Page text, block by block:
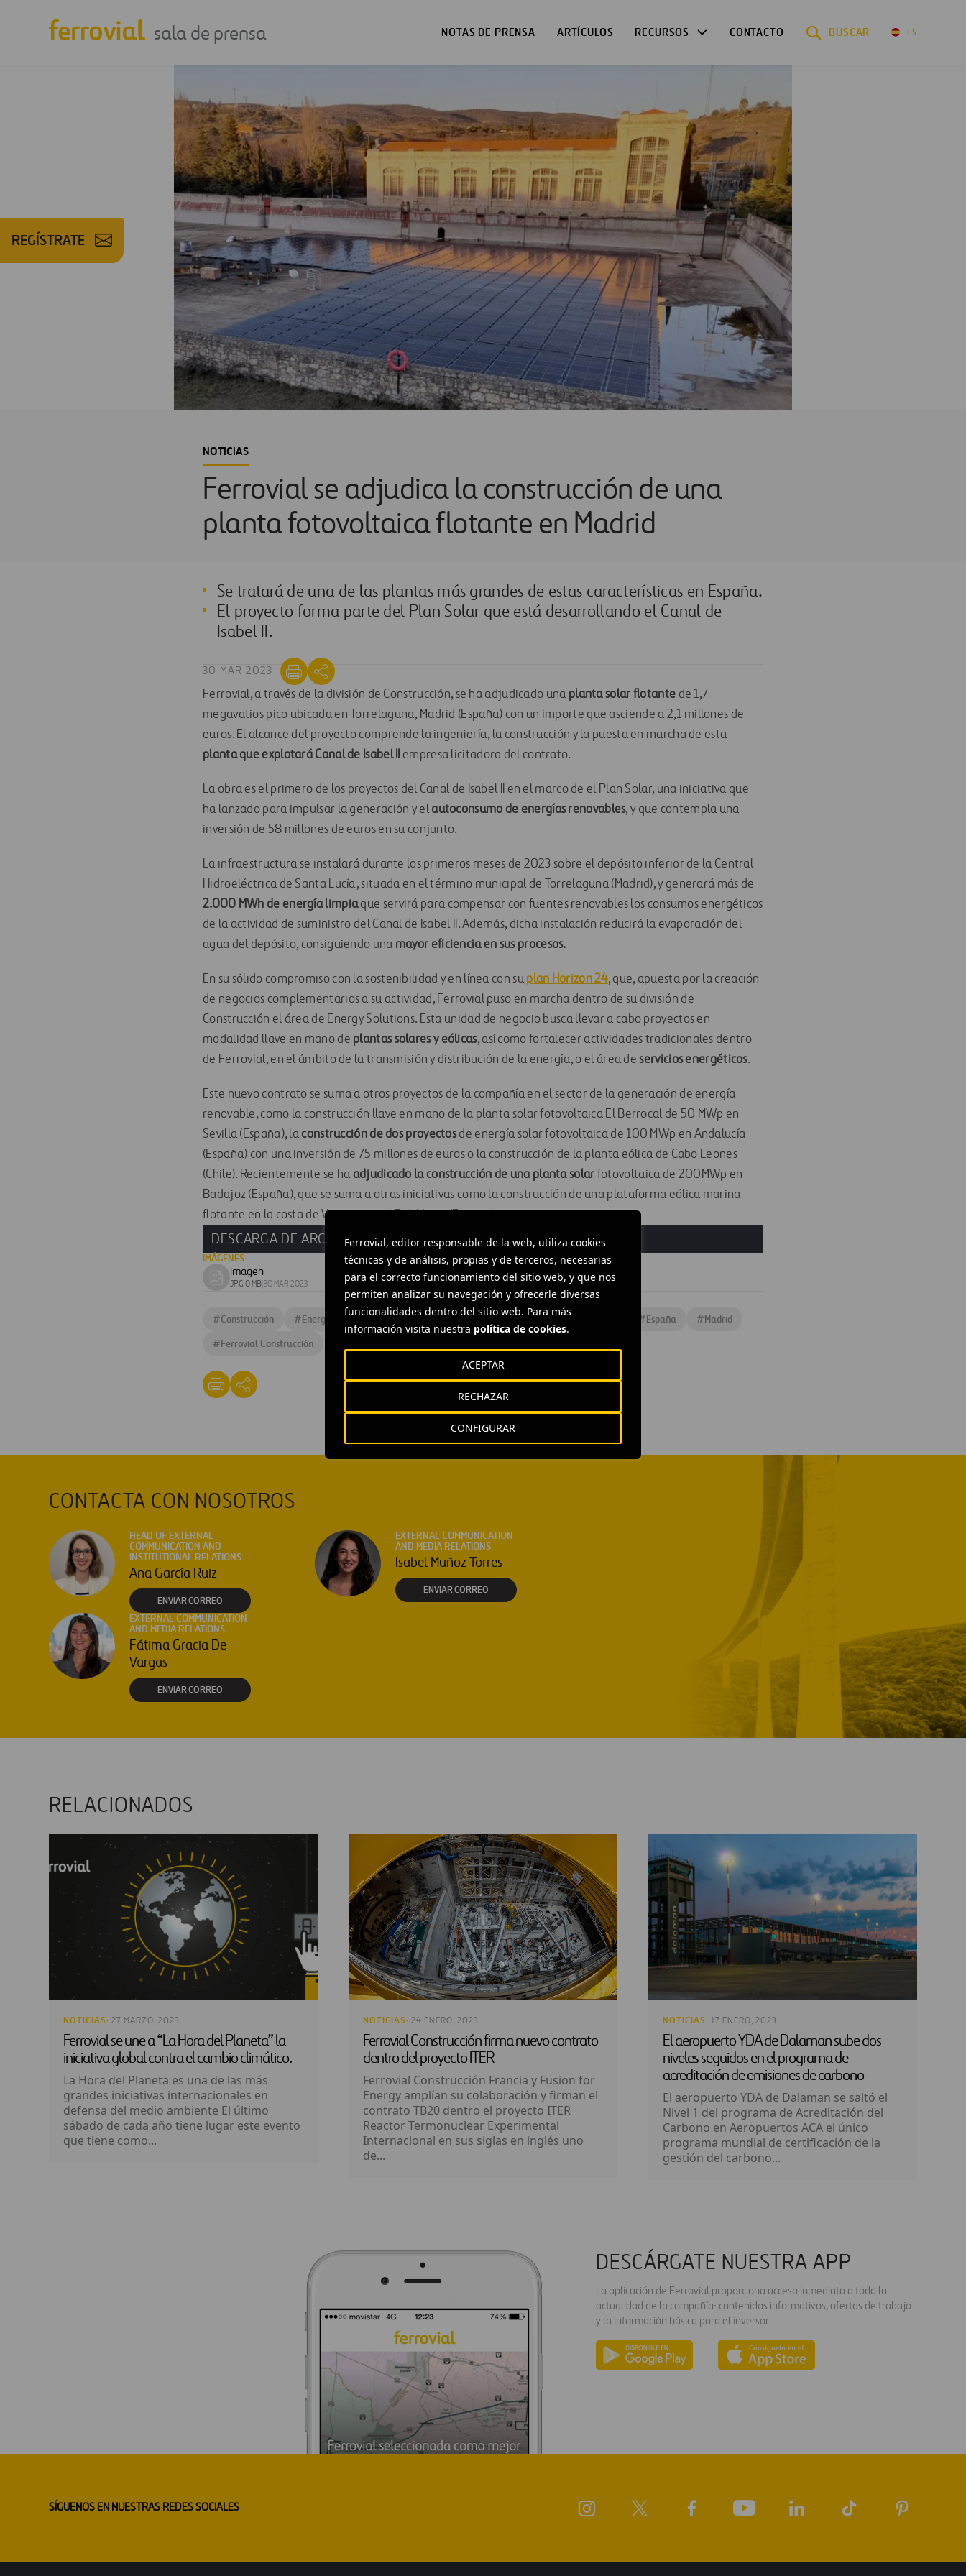
Ferrovial, editor responsable de la web, utiliza cookies
técnicas y de análisis, propias y de terceros, necesarias
para el correcto funcionamiento del sitio web, y que nos
permiten analizar su navegación y ofrecerle diversas
funcionalidades dentro del sitio web. Para más
información visita nuestra política de cookies.
CONFIGURAR
RECHAZAR
ACEPTAR
sala de prensa NOTAS DE PRENSA ARTÍCULOS RECURSOS CONTACTO BUSCAR ES
REGÍSTRATE
NOTICIAS
Ferrovial se adjudica la construcción de una
planta fotovoltaica flotante en Madrid
Se tratará de una de las plantas más grandes de estas características en España.
El proyecto forma parte del Plan Solar que está desarrollando el Canal de
Isabel II.
30 MAR 2023
Ferrovial, a través de la división de Construcción, se ha adjudicado una planta solar flotante de 1,7
megavatios pico ubicada en Torrelaguna, Madrid (España) con un importe que asciende a 2,1 millones de
euros. El alcance del proyecto comprende la ingeniería, la construcción y la puesta en marcha de esta
planta que explotará Canal de Isabel II empresa licitadora del contrato.
La obra es el primero de los proyectos del Canal de Isabel II en el marco de el Plan Solar, una iniciativa que
ha lanzado para impulsar la generación y elautoconsumo de energías renovables, y que contempla una
inversión de 58 millones de euros en su conjunto.
La infraestructura se instalará durante los primeros meses de 2023 sobre el depósito inferior de la Central
Hidroeléctrica de Santa Lucía, situada en el término municipal de Torrelaguna (Madrid), y generará más de
2.000 MWh de energía limpiaque servirá para compensar con fuentes renovables los consumos energéticos
de la actividad de suministro del Canal de Isabel II. Además, dicha instalación reducirá la evaporación del
agua del depósito, consiguiendo una mayor eficiencia en sus procesos.
En su sólido compromiso con la sostenibilidad y en línea con suplan Horizon 24, que, apuesta por la creación
de negocios complementarios a su actividad, Ferrovial puso en marcha dentro de su división de
Construcción el área de Energy Solutions. Esta unidad de negocio busca llevar a cabo proyectos en
modalidad llave en mano de plantas solares y eólicas, así como fortalecer actividades tradicionales dentro
de Ferrovial, en el ámbito de la transmisión y distribución de la energía, o el área deservicios energéticos.
Este nuevo contrato se suma a otros proyectos de la compañía en el sector de la generación de energía
renovable, como la construcción llave en mano de la planta solar fotovoltaica El Berrocal de 50 MWp en
Sevilla (España), la construcción de dos proyectosde energía solar fotovoltaica de 100 MWp en Andalucía
(España) con una inversión de 75 millones de euros o la construcción de la planta eólica de Cabo Leones
(Chile). Recientemente se ha adjudicado la construcción de una planta solar fotovoltaica de 200MWp en
Badajoz (España), que se suma a otras iniciativas como la construcción de una plataforma eólica marina
flotante en la costa de Vizcaya, en el País Vasco (España).
DESCARGA DE ARCHIVOS
IMÁGENES
Download
Imagen
JPG 0 MB 30 MAR 2023
#Construcción #Energía #Eficiencia energética # Energia #Energías renovables #España #Madrid
#Ferrovial Construcción
CONTACTA CON NOSOTROS
HEAD OF EXTERNAL
COMMUNICATION AND
INSTITUTIONAL RELATIONS
Ana García Ruiz
ENVIAR CORREO
EXTERNAL COMMUNICATION
AND MEDIA RELATIONS
Isabel Muñoz Torres
ENVIAR CORREO
EXTERNAL COMMUNICATION
AND MEDIA RELATIONS
Fátima Gracia De
Vargas
ENVIAR CORREO
RELACIONADOS
NOTICIAS · 27 MARZO, 2023
Ferrovial se une a “La Hora del Planeta” la
iniciativa global contra el cambio climático.
La Hora del Planeta es una de las más
grandes iniciativas internacionales en
defensa del medio ambiente El último
sábado de cada año tiene lugar este evento
que tiene como...
NOTICIAS · 24 ENERO, 2023
Ferrovial Construcción firma nuevo contrato
dentro del proyecto ITER
Ferrovial Construcción Francia y Fusion for
Energy amplían su colaboración y firman el
contrato TB20 dentro el proyecto ITER
Reactor Termonuclear Experimental
Internacional en sus siglas en inglés uno
de...
NOTICIAS · 17 ENERO, 2023
El aeropuerto YDA de Dalaman sube dos
niveles seguidos en el programa de
acreditación de emisiones de carbono
El aeropuerto YDA de Dalaman se saltó el
Nivel 1 del programa de Acreditación del
Carbono en Aeropuertos ACA el único
programa mundial de certificación de la
gestión del carbono...
DESCÁRGATE NUESTRA APP
La aplicación de Ferrovial proporciona acceso inmediato a toda la
actualidad de la compañía: contenidos informativos, ofertas de trabajo
y la información básica para el inversor.
SÍGUENOS EN NUESTRAS REDES SOCIALES